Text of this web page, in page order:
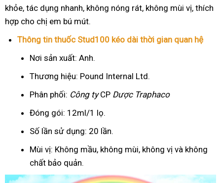
khỏe, tác dụng nhanh, không nóng rát, không mùi vị, thích
hợp cho chị em bú mút.
Thông tin thuốc Stud100 kéo dài thời gian quan hệ
Nơi sản xuất: Anh.
Thương hiệu: Pound Internal Ltd.
Phân phối: Công tyCP Dược Traphaco
Đóng gói: 12ml/1 lọ.
Số lần sử dụng: 20 lần.
Mùi vị: Không mầu, không mùi, không vị và không
chất bảo quản.